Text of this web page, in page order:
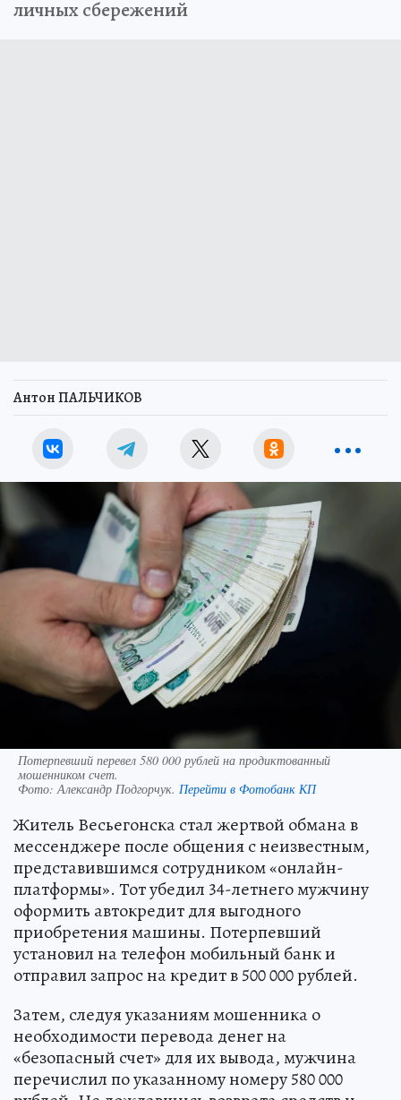
личных сбережений
Антон ПАЛЬЧИКОВ
Потерпевший перевел 580 000 рублей на продиктованный
мошенником счет.
Фото:Александр Подгорчук. Перейти в Фотобанк КП
Житель Весьегонска стал жертвой обмана в
мессенджере после общения с неизвестным,
представившимся сотрудником «онлайн-
платформы». Тот убедил 34-летнего мужчину
оформить автокредит для выгодного
приобретения машины. Потерпевший
установил на телефон мобильный банк и
отправил запрос на кредит в 500 000 рублей.
Затем, следуя указаниям мошенника о
необходимости перевода денег на
«безопасный счет» для их вывода, мужчина
перечислил по указанному номеру 580 000